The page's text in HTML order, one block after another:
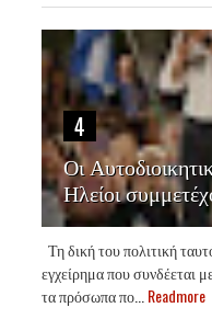
4
Οι
Ηλείοι
Τη δική του πολιτική
εγχείρημα που συνδέεται
τα πρόσωπα πο... Readmore